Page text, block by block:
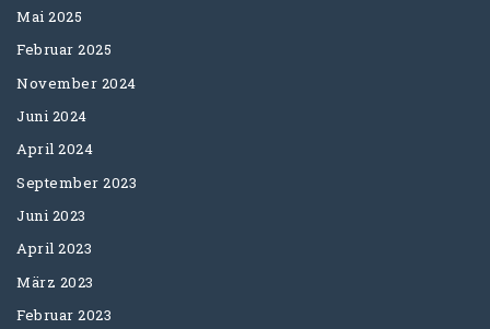
Mai 2025
Februar 2025
November 2024
Juni 2024
April 2024
September 2023
Juni 2023
April 2023
März 2023
Februar 2023